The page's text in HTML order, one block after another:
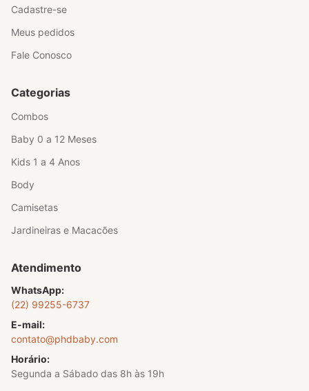
Cadastre-se
Meus pedidos
Fale Conosco
Categorias
Combos
Baby 0 a 12 Meses
Kids 1 a 4 Anos
Body
Camisetas
Jardineiras e Macacões
Atendimento
WhatsApp:
(22) 99255-6737
E-mail:
contato@phdbaby.com
Horário:
Segunda a Sábado das 8h às 19h